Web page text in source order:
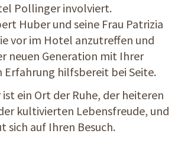
Pollinger involviert.
Huber und seine Frau Patrizia
vor im Hotel anzutreffen und
neuen Generation mit Ihrer
Erfahrung hilfsbereit bei Seite.
ein Ort der Ruhe, der heiteren
kultivierten Lebensfreude, und
sich auf Ihren Besuch.